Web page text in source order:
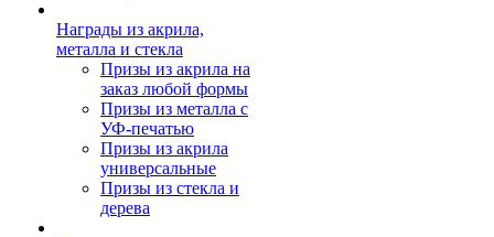
Награды из акрила,
металла и стекла
Призы из акрила на
заказ любой формы
Призы из металла с
УФ-печатью
Призы из акрила
универсальные
Призы из стекла и
дерева